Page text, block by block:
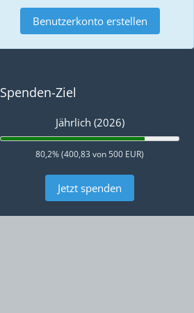
Benutzerkonto erstellen
Spenden-Ziel
Jährlich (2026)
80,2% (400,83 von 500 EUR)
Jetzt spenden